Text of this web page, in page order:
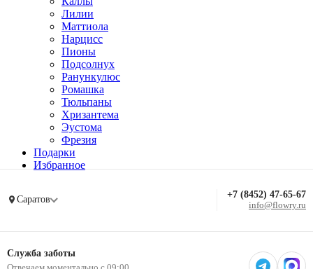
Лилии
Маттиола
Нарцисс
Пионы
Подсолнух
Ранункулюс
Ромашка
Тюльпаны
Хризантема
Эустома
Фрезия
Подарки
Избранное
Саратов +7 (8452) 47-65-67
info@flowry.ru
Служба заботы